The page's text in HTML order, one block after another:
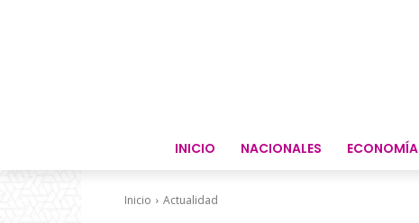
INICIO NACIONALES ECONOMÍA
Inicio Actualidad